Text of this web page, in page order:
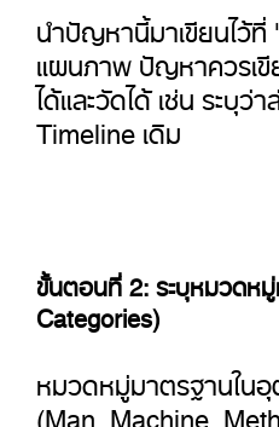
นำปัญหานี้มาเขียนไว้
แผนภาพ ปัญหาควรเขี
ได้และวัดได้ เช่น ระบุ
Timeline เดิม
ขั้นตอนที่ 2: ระบุหมวดห
Categories)
หมวดหมู่มาตรฐานใน
(Man, Machine,